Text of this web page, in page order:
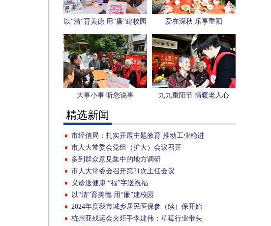
以“清”育美德 用“廉”建校园 爱在深秋 乐享重阳
大事小事 听您说事 九九重阳节 情暖老人心
精选新闻
市经信局：扎实开展主题教育 推动工业稳进
提质
市人大常委会党组（扩大）会议召开
多到群众意见集中的地方调研
市人大常委会召开第21次主任会议
义诊送健康 “福”字送祝福
以“清”育美德 用“廉”建校园
2024年度我市城乡居民医保参（续）保开始
缴费
杭州亚残运会火炬手李建伟：草莓行业带头